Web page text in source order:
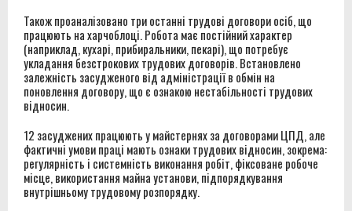
Також проаналізовано три останні трудові договори осіб, що
працюють на харчоблоці. Робота має постійний характер
(наприклад, кухарі, прибиральники, пекарі), що потребує
укладання безстрокових трудових договорів. Встановлено
залежність засудженого від адміністрації в обмін на
поновлення договору, що є ознакою нестабільності трудових
відносин.
12 засуджених працюють у майстернях за договорами ЦПД, але
фактичні умови праці мають ознаки трудових відносин, зокрема:
регулярність і системність виконання робіт, фіксоване робоче
місце, використання майна установи, підпорядкування
внутрішньому трудовому розпорядку.